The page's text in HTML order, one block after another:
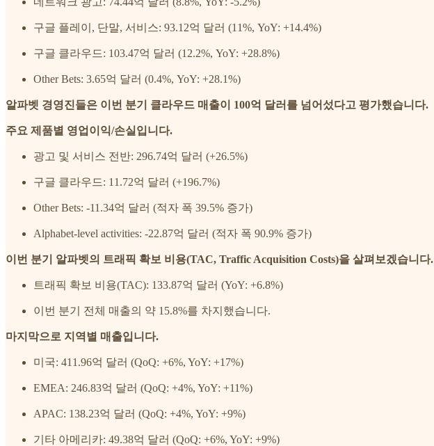
구글 플레이, 단말, 서비스: 93.12억 달러 (11%, YoY: +14.4%)
구글 클라우드: 103.47억 달러 (12.2%, YoY: +28.8%)
Other Bets: 3.65억 달러 (0.4%, YoY: +28.1%)
알파벳 경영진들은 이번 분기 클라우드 매출이 100억 달러를 넘어섰다고 평가했습니다.
주요 제품별 영업이익/손실입니다.
광고 및 서비스 전반: 296.74억 달러 (+26.5%)
구글 클라우드: 11.72억 달러 (+196.7%)
Other Bets: -11.34억 달러 (적자 폭 39.5% 증가)
Alphabet-level activities: -22.87억 달러 (적자 폭 90.9% 증가)
이번 분기 알파벳의 트래픽 확보 비용(TAC, Traffic Acquisition Costs)을 살펴보겠습니다.
트래픽 확보 비용(TAC): 133.87억 달러 (YoY: +6.8%)
이번 분기 전체 매출의 약 15.8%를 차지했습니다.
마지막으로 지역별 매출입니다.
미국: 411.96억 달러 (QoQ: +6%, YoY: +17%)
EMEA: 246.83억 달러 (QoQ: +4%, YoY: +11%)
APAC: 138.23억 달러 (QoQ: +4%, YoY: +9%)
기타 아메리카: 49.38억 달러 (QoQ: +6%, YoY: +9%)